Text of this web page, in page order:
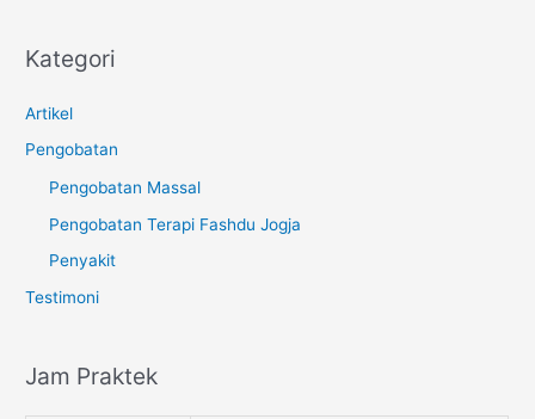
Kategori
Artikel
Pengobatan
Pengobatan Massal
Pengobatan Terapi Fashdu Jogja
Penyakit
Testimoni
Jam Praktek